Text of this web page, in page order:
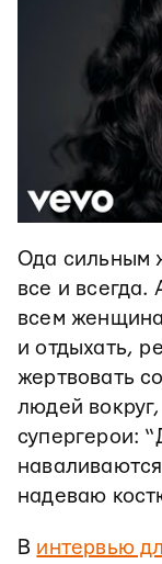
Ода сильным
все и
всем
и отдыхать,
жертвовать
людей
супергерои:
надеваю
В интервью